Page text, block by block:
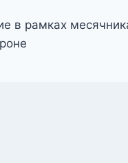
в рамках